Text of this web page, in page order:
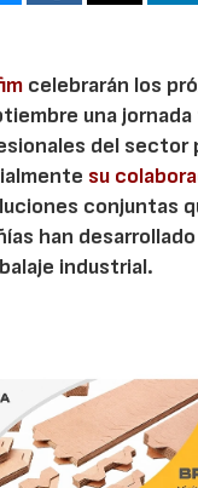
celebrarán los
una
del sector
su
conjuntas
han
industrial.